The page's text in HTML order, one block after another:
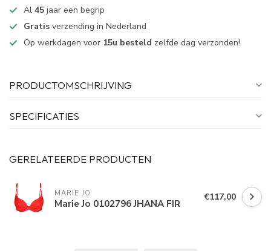
Al 45 jaar een begrip
Gratis verzending in Nederland
Op werkdagen voor 15u besteld zelfde dag verzonden!
PRODUCTOMSCHRIJVING
SPECIFICATIES
GERELATEERDE PRODUCTEN
MARIE JO
Marie Jo 0102796 JHANA FIR €117,00